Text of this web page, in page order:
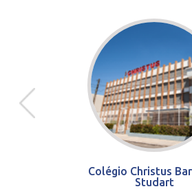
Colégio Christus
Studart